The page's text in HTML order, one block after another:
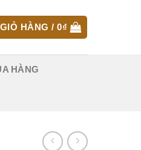
GIỎ HÀNG /0₫
HÀNG